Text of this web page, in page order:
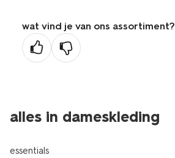
wat vind je van ons assortiment?
alles in dameskleding
essentials